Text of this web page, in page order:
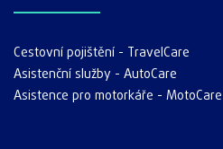
Cestovní pojištění - TravelCare
Asistenční služby - AutoCare
Asistence pro motorkáře - MotoCare